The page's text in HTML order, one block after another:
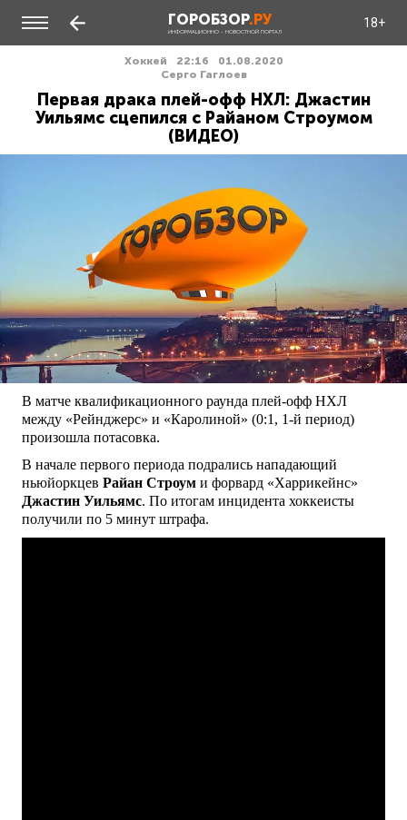
ГОРОБЗОР.РУ
ИНФОРМАЦИОННО - НОВОСТНОЙ ПОРТАЛ
18+
Хоккей 22:16
01.08.2020
Серго Гаглоев
Первая драка плей-офф НХЛ: Джастин
Уильямс сцепился с Райаном Строумом
(ВИДЕО)
В матче квалификационного раунда плей-офф НХЛ
между «Рейнджерс» и «Каролиной» (0:1, 1-й период)
произошла потасовка.
В начале первого периода подрались нападающий
ньюйоркцев Райан Строум и форвард «Харрикейнс»
Джастин Уильямс. По итогам инцидента хоккеисты
получили по 5 минут штрафа.